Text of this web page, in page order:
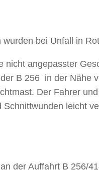
wurden bei Unfall in
nicht angepasster
B 256 in der Nähe
Der Fahrer
Schnittwunden leicht
der Auffahrt B 256/